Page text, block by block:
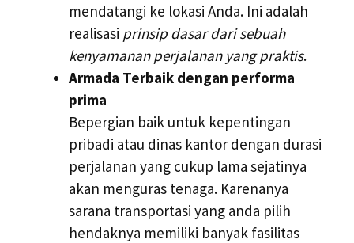
mendatangi ke lokasi Anda. Ini adalah
realisasi prinsip dasar dari sebuah
kenyamanan perjalanan yang praktis.
Armada Terbaik dengan performa
prima
Bepergian baik untuk kepentingan
pribadi atau dinas kantor dengan durasi
perjalanan yang cukup lama sejatinya
akan menguras tenaga. Karenanya
sarana transportasi yang anda pilih
hendaknya memiliki banyak fasilitas